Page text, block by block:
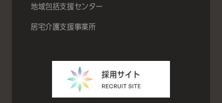
地域包括支援センター
居宅介護支援事業所